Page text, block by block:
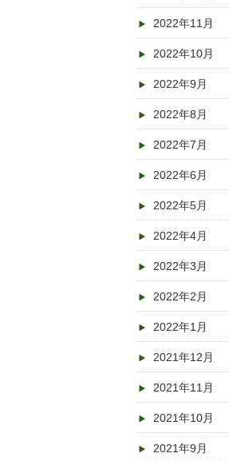
2022年11月
2022年10月
2022年9月
2022年8月
2022年7月
2022年6月
2022年5月
2022年4月
2022年3月
2022年2月
2022年1月
2021年12月
2021年11月
2021年10月
2021年9月